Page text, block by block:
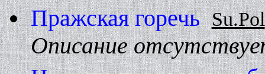
Пражская горечь Su.Pol
Описание